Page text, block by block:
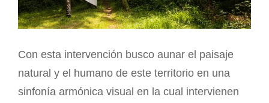
Con esta intervención busco aunar el paisaje
natural y el humano de este territorio en una
sinfonía armónica visual en la cual intervienen